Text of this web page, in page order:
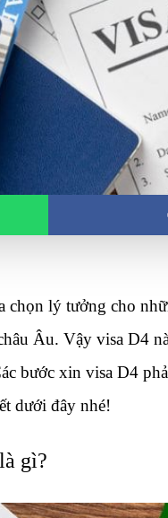
chọn lý tưởng cho
Âu. Vậy visa D4
bước xin visa D4
dưới đây nhé!
gì?